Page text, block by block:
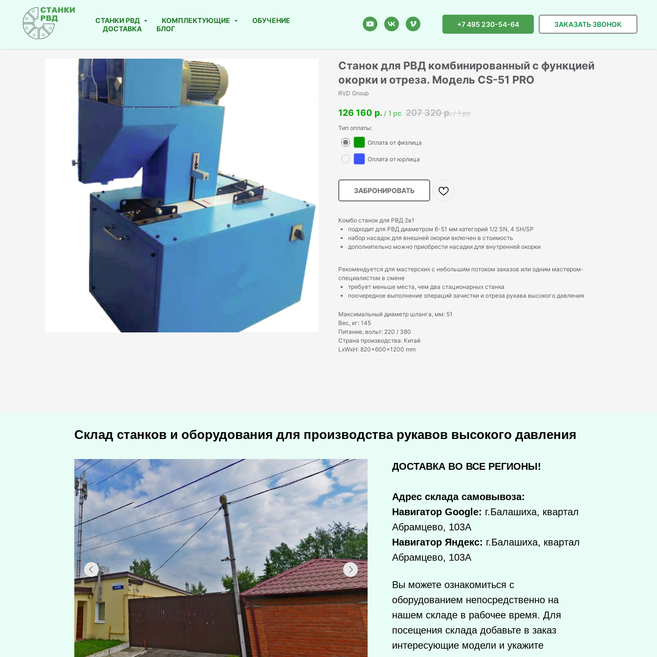
СТАНКИ РВД КОМПЛЕКТУЮЩИЕ
ОБУЧЕНИЕ
ДОСТАВКА
БЛОГ
+7 495 230-54-64 ЗАКАЗАТЬ ЗВОНОК
Станок для РВД комбинированный с функцией
окорки и отреза. Модель CS-51 PRO
RVD Group
126 160 р. /1 pc 207 320 р./1 pc
Тип оплаты:
Оплата от физлица
Оплата от юрлица
ЗАБРОНИРОВАТЬ
Комбо станок для РВД 2в1
подходит для РВД диаметром 6-51 мм категорий 1/2 SN, 4 SH/SP
набор насадок для внешней окорки включен в стоимость
дополнительно можно приобрести насадки для внутренней окорки
Рекомендуется для мастерских с небольшим потоком заказов или одним мастером-
специалистом в смене
требует меньше места, чем два стационарных станка
поочередное выполнение операций зачистки и отреза рукава высокого давления
Максимальный диаметр шланга, мм: 51
Вес, кг: 145
Питание, вольт: 220 / 380
Страна производства: Китай
LxWxH: 820x600x1200 mm
Склад станков и оборудования для производства рукавов высокого давления
ДОСТАВКА ВО ВСЕ РЕГИОНЫ!
Адрес склада самовывоза:
Навигатор Google: г.Балашиха, квартал
Абрамцево, 103А
Навигатор Яндекс: г.Балашиха, квартал
Абрамцево, 103А
Вы можете ознакомиться с
оборудованием непосредственно на
нашем складе в рабочее время. Для
посещения склада добавьте в заказ
интересующие модели и укажите